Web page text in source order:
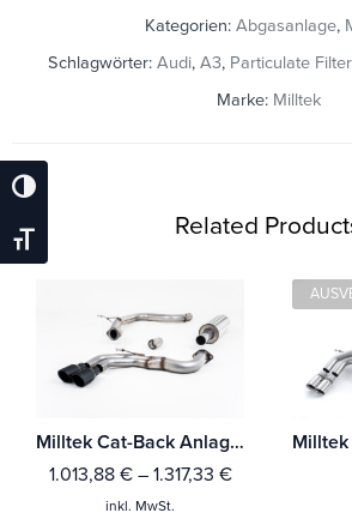
Umschalten Auf Hohe Kontraste
Schrift Vergrößern
Kategorien: Abgasanlage,
Schlagwörter: Audi, A3, Particulate
Marke: Milltek
Related
Milltek Cat-Back Anlage Audi A3 2.0 TDI 184PS MQB 2WD (3-Türer & Sportback Modelle) Mit TÜV / ECE Zulassung!
1.013,88 €– 1.317,33 €
inkl. MwSt.